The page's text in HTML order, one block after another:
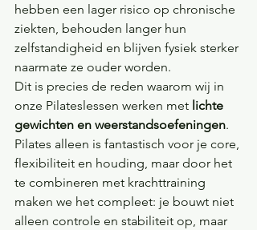
hebben een lager risico op chronische
ziekten, behouden langer hun
zelfstandigheid en blijven fysiek sterker
naarmate ze ouder worden.
Dit is precies de reden waarom wij in
onze Pilateslessen werken met lichte
gewichten en weerstandsoefeningen.
Pilates alleen is fantastisch voor je core,
flexibiliteit en houding, maar door het
te combineren met krachttraining
maken we het compleet: je bouwt niet
alleen controle en stabiliteit op, maar